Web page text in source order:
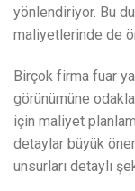
yönlendiriyor. Bu
maliyetlerinde de
Birçok firma fuar
görünümüne
için maliyet
detaylar büyük
unsurları detaylı